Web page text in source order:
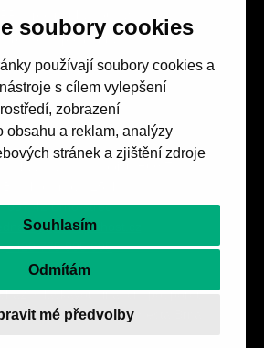
soubory cookies
používají soubory cookies a
s cílem vylepšení
zobrazení
obsahu a reklam, analýzy
stránek a zjištění zdroje
Souhlasím
Odmítám
mé předvolby
Obchodní podmínky
vydávání
657 42 Brno-střed
+420 775 995 695
s laskavou finanční podporou
ČR a statutárního města Brna.